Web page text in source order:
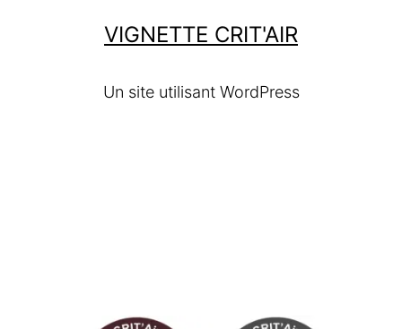
VIGNETTE CRIT'AIR
Un site utilisant WordPress